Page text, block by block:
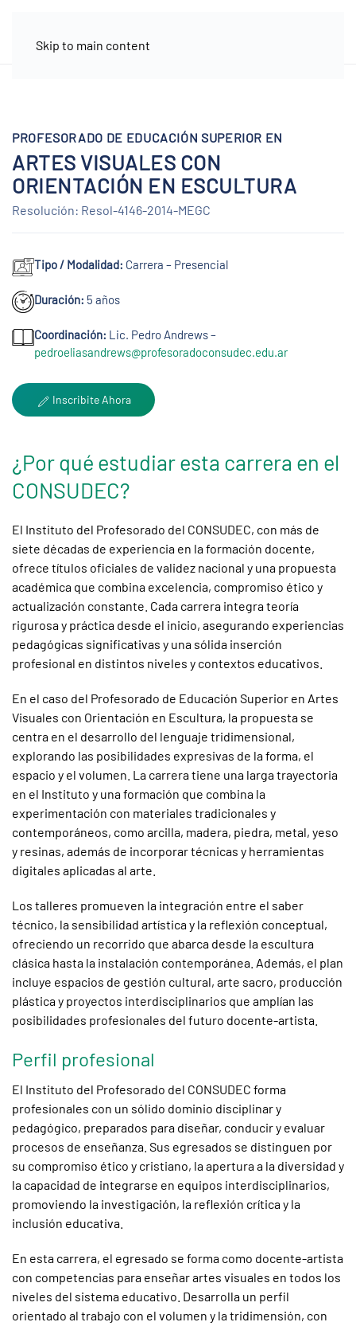
Skip to main content
PROFESORADO DE EDUCACIÓN SUPERIOR EN
ARTES VISUALES CON
ORIENTACIÓN EN ESCULTURA
Resolución: Resol-4146-2014-MEGC
Tipo / Modalidad: Carrera – Presencial
Duración: 5 años
Coordinación: Lic. Pedro Andrews –
pedroeliasandrews@profesoradoconsudec.edu.ar
Inscribite Ahora
¿Por qué estudiar esta carrera en el
CONSUDEC?
El Instituto del Profesorado del CONSUDEC, con más de
siete décadas de experiencia en la formación docente,
ofrece títulos oficiales de validez nacional y una propuesta
académica que combina excelencia, compromiso ético y
actualización constante. Cada carrera integra teoría
rigurosa y práctica desde el inicio, asegurando experiencias
pedagógicas significativas y una sólida inserción
profesional en distintos niveles y contextos educativos.
En el caso del Profesorado de Educación Superior en Artes
Visuales con Orientación en Escultura, la propuesta se
centra en el desarrollo del lenguaje tridimensional,
explorando las posibilidades expresivas de la forma, el
espacio y el volumen. La carrera tiene una larga trayectoria
en el Instituto y una formación que combina la
experimentación con materiales tradicionales y
contemporáneos, como arcilla, madera, piedra, metal, yeso
y resinas, además de incorporar técnicas y herramientas
digitales aplicadas al arte.
Los talleres promueven la integración entre el saber
técnico, la sensibilidad artística y la reflexión conceptual,
ofreciendo un recorrido que abarca desde la escultura
clásica hasta la instalación contemporánea. Además, el plan
incluye espacios de gestión cultural, arte sacro, producción
plástica y proyectos interdisciplinarios que amplían las
posibilidades profesionales del futuro docente-artista.
Perfil profesional
El Instituto del Profesorado del CONSUDEC forma
profesionales con un sólido dominio disciplinar y
pedagógico, preparados para diseñar, conducir y evaluar
procesos de enseñanza. Sus egresados se distinguen por
su compromiso ético y cristiano, la apertura a la diversidad y
la capacidad de integrarse en equipos interdisciplinarios,
promoviendo la investigación, la reflexión crítica y la
inclusión educativa.
En esta carrera, el egresado se forma como docente-artista
con competencias para enseñar artes visuales en todos los
niveles del sistema educativo. Desarrolla un perfil
orientado al trabajo con el volumen y la tridimensión, con